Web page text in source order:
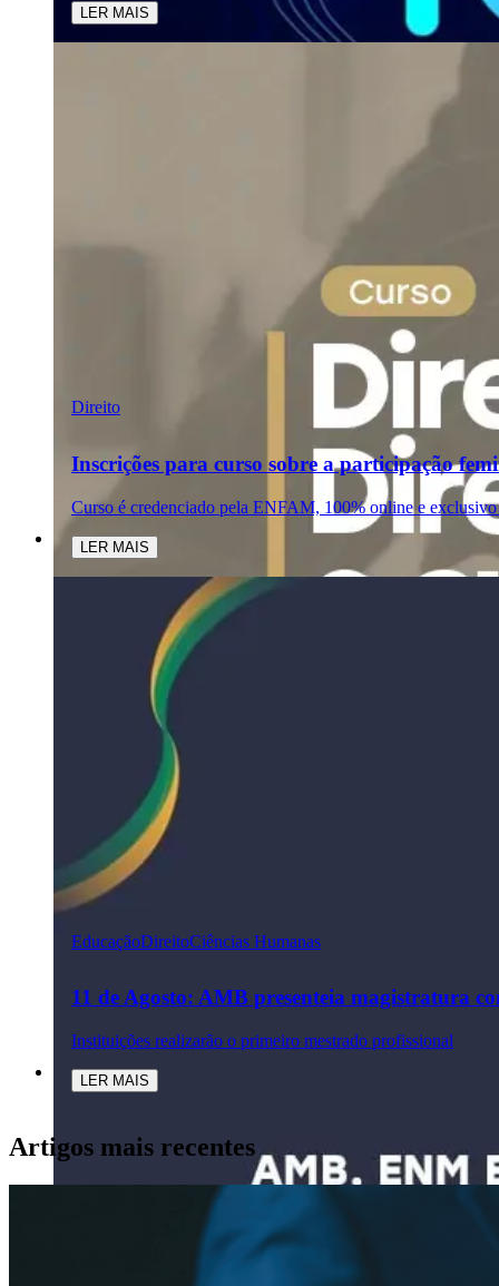
LER MAIS
Direito
Inscrições para curso sobre a participação
Curso é credenciado pela ENFAM, 100% online e
LER MAIS
EducaçãoDireitoCiências Humanas
11 de Agosto: AMB presenteia magistratura
Instituições realizarão o primeiro mestrado profissional
LER MAIS
Artigos mais recentes